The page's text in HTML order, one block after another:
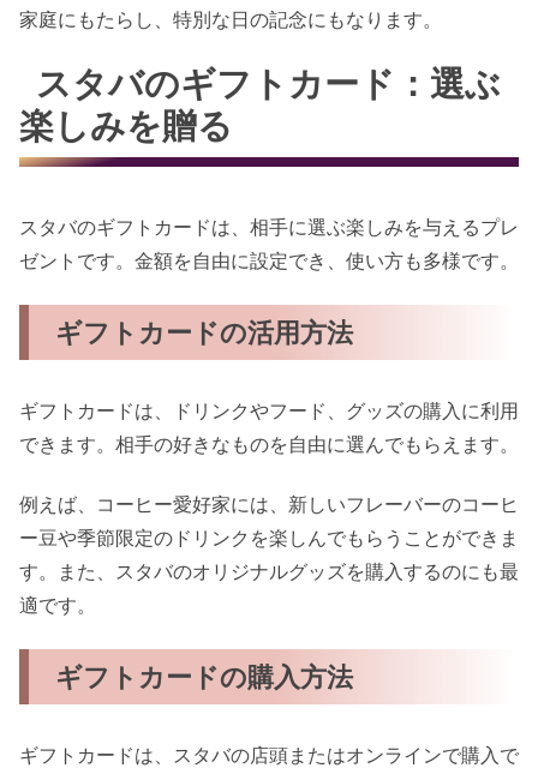
家庭にもたらし、特別な日の記念にもなります。
スタバのギフトカード：選ぶ
楽しみを贈る
スタバのギフトカードは、相手に選ぶ楽しみを与えるプレ
ゼントです。金額を自由に設定でき、使い方も多様です。
ギフトカードの活用方法
ギフトカードは、ドリンクやフード、グッズの購入に利用
できます。相手の好きなものを自由に選んでもらえます。
例えば、コーヒー愛好家には、新しいフレーバーのコーヒ
ー豆や季節限定のドリンクを楽しんでもらうことができま
す。また、スタバのオリジナルグッズを購入するのにも最
適です。
ギフトカードの購入方法
ギフトカードは、スタバの店頭またはオンラインで購入で